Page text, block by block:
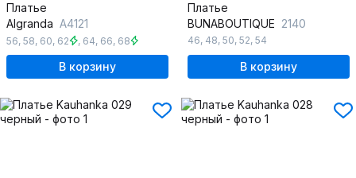
Платье
Algranda А4121
56, 58, 60, 62 , 64, 66, 68
В корзину
Платье
BUNABOUTIQUE 2140
46, 48, 50, 52, 54
В корзину